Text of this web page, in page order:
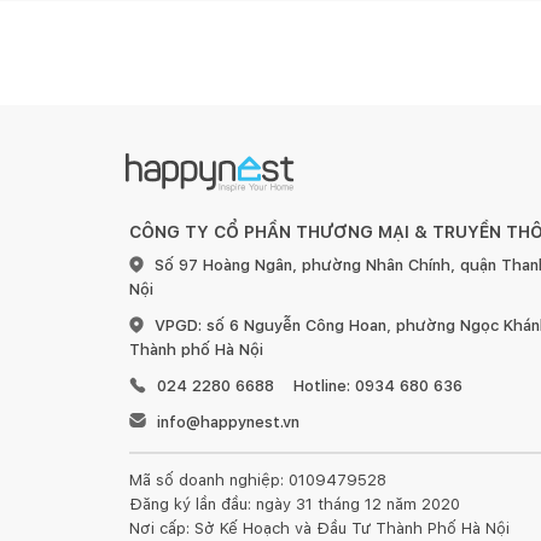
Điện áp
220/50
Quang thông(lm)
CÔNG TY CỔ PHẦN THƯƠNG MẠI & TRUYỀN
Số 97 Hoàng Ngân, phường Nhân Chính, quận
Nội
VPGD: số 6 Nguyễn Công Hoan, phường Ngọc
Thành phố Hà Nội
024 2280 6688
Hotline: 0934 680 636
info@happynest.vn
Mã số doanh nghiệp: 0109479528
Đăng ký lần đầu: ngày 31 tháng 12 năm 2020
Nơi cấp: Sở Kế Hoạch và Đầu Tư Thành Phố Hà Nội